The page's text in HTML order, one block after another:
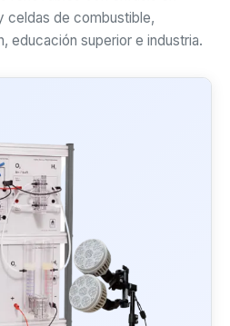
celdas de combustible,
educación superior e industria.